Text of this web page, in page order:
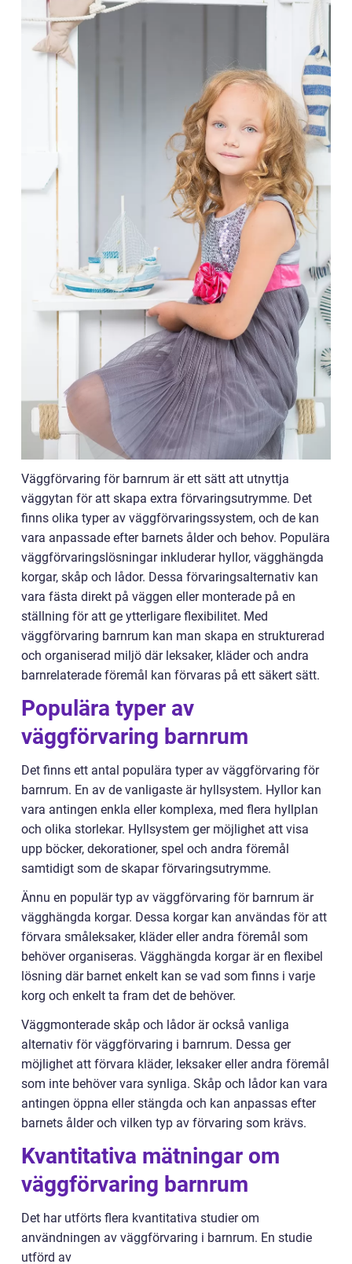
Väggförvaring för barnrum är ett sätt att utnyttja
väggytan för att skapa extra förvaringsutrymme. Det
finns olika typer av väggförvaringssystem, och de kan
vara anpassade efter barnets ålder och behov. Populära
väggförvaringslösningar inkluderar hyllor, vägghängda
korgar, skåp och lådor. Dessa förvaringsalternativ kan
vara fästa direkt på väggen eller monterade på en
ställning för att ge ytterligare flexibilitet. Med
väggförvaring barnrum kan man skapa en strukturerad
och organiserad miljö där leksaker, kläder och andra
barnrelaterade föremål kan förvaras på ett säkert sätt.
Populära typer av
väggförvaring barnrum
Det finns ett antal populära typer av väggförvaring för
barnrum. En av de vanligaste är hyllsystem. Hyllor kan
vara antingen enkla eller komplexa, med flera hyllplan
och olika storlekar. Hyllsystem ger möjlighet att visa
upp böcker, dekorationer, spel och andra föremål
samtidigt som de skapar förvaringsutrymme.
Ännu en populär typ av väggförvaring för barnrum är
vägghängda korgar. Dessa korgar kan användas för att
förvara småleksaker, kläder eller andra föremål som
behöver organiseras. Vägghängda korgar är en flexibel
lösning där barnet enkelt kan se vad som finns i varje
korg och enkelt ta fram det de behöver.
Väggmonterade skåp och lådor är också vanliga
alternativ för väggförvaring i barnrum. Dessa ger
möjlighet att förvara kläder, leksaker eller andra föremål
som inte behöver vara synliga. Skåp och lådor kan vara
antingen öppna eller stängda och kan anpassas efter
barnets ålder och vilken typ av förvaring som krävs.
Kvantitativa mätningar om
väggförvaring barnrum
Det har utförts flera kvantitativa studier om
användningen av väggförvaring i barnrum. En studie
utförd av